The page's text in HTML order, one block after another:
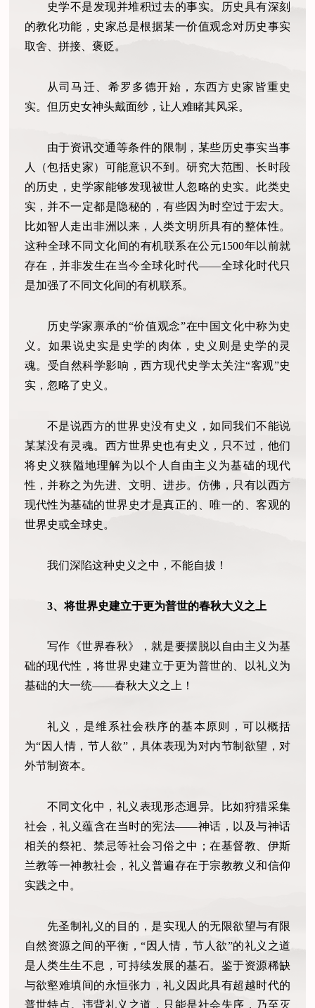
史学不是发现并堆积过去的事实。历史具有深刻
的教化功能，史家总是根据某一价值观念对历史事实
取舍、拼接、褒贬。
从司马迁、希罗多德开始，东西方史家皆重史
实。但历史女神头戴面纱，让人难睹其风采。
由于资讯交通等条件的限制，某些历史事实当事
人（包括史家）可能意识不到。研究大范围、长时段
的历史，史学家能够发现被世人忽略的史实。此类史
实，并不一定都是隐秘的，有些因为时空过于宏大。
比如智人走出非洲以来，人类文明所具有的整体性。
这种全球不同文化间的有机联系在公元1500年以前就
存在，并非发生在当今全球化时代——全球化时代只
是加强了不同文化间的有机联系。
历史学家禀承的“价值观念”在中国文化中称为史
义。如果说史实是史学的肉体，史义则是史学的灵
魂。受自然科学影响，西方现代史学太关注“客观”史
实，忽略了史义。
不是说西方的世界史没有史义，如同我们不能说
某某没有灵魂。西方世界史也有史义，只不过，他们
将史义狭隘地理解为以个人自由主义为基础的现代
性，并称之为先进、文明、进步。仿佛，只有以西方
现代性为基础的世界史才是真正的、唯一的、客观的
世界史或全球史。
我们深陷这种史义之中，不能自拔！
3、将世界史建立于更为普世的春秋大义之上
写作《世界春秋》，就是要摆脱以自由主义为基
础的现代性，将世界史建立于更为普世的、以礼义为
基础的大一统——春秋大义之上！
礼义，是维系社会秩序的基本原则，可以概括
为“因人情，节人欲”，具体表现为对内节制欲望，对
外节制资本。
不同文化中，礼义表现形态迥异。比如狩猎采集
社会，礼义蕴含在当时的宪法——神话，以及与神话
相关的祭祀、禁忌等社会习俗之中；在基督教、伊斯
兰教等一神教社会，礼义普遍存在于宗教教义和信仰
实践之中。
先圣制礼义的目的，是实现人的无限欲望与有限
自然资源之间的平衡，“因人情，节人欲”的礼义之道
是人类生生不息，可持续发展的基石。鉴于资源稀缺
与欲壑难填间的永恒张力，礼义因此具有超越时代的
普世特点。违背礼义之道，只能是社会失序，乃至灭